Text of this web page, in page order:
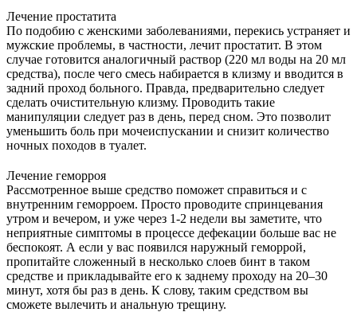
Лечение простатита
По подобию с женскими заболеваниями, перекись устраняет и
мужские проблемы, в частности, лечит простатит. В этом
случае готовится аналогичный раствор (220 мл воды на 20 мл
средства), после чего смесь набирается в клизму и вводится в
задний проход больного. Правда, предварительно следует
сделать очистительную клизму. Проводить такие
манипуляции следует раз в день, перед сном. Это позволит
уменьшить боль при мочеиспускании и снизит количество
ночных походов в туалет.
Лечение геморроя
Рассмотренное выше средство поможет справиться и с
внутренним геморроем. Просто проводите спринцевания
утром и вечером, и уже через 1-2 недели вы заметите, что
неприятные симптомы в процессе дефекации больше вас не
беспокоят. А если у вас появился наружный геморрой,
пропитайте сложенный в несколько слоев бинт в таком
средстве и прикладывайте его к заднему проходу на 20–30
минут, хотя бы раз в день. К слову, таким средством вы
сможете вылечить и анальную трещину.